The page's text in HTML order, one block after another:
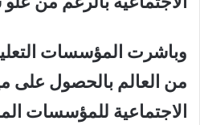
وباشرت المؤسسات
من العالم بالحصول على
الاجتماعية للمؤسسات